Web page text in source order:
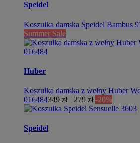
Speidel
Koszulka damska Speidel Bambus
Summer Sale
Huber
Koszulka damska z wełny Huber
016484349 zł 279 zł -20%
Speidel